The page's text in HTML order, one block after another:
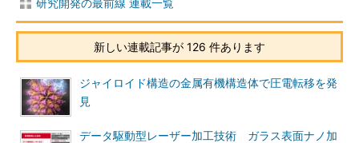
研究開発の最前線 連載一覧
新しい連載記事が 126 件あります
ジャイロイド構造の金属有機構造体で圧電転移を発
見
データ駆動型レーザー加工技術 ガラス表面ナノ加